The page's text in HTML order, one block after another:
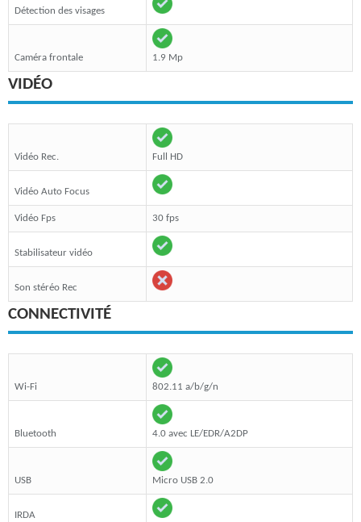
Détection des visages
Caméra frontale 1.9 Mp
VIDÉO
Vidéo Rec. Full HD
Vidéo Auto Focus
Vidéo Fps 30 fps
Stabilisateur vidéo
Son stéréo Rec
CONNECTIVITÉ
Wi-Fi 802.11 a/b/g/n
Bluetooth 4.0 avec LE/EDR/A2DP
USB Micro USB 2.0
IRDA